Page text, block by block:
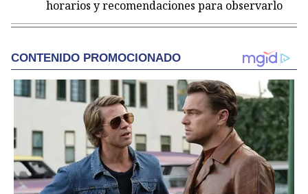
horarios y recomendaciones para observarlo